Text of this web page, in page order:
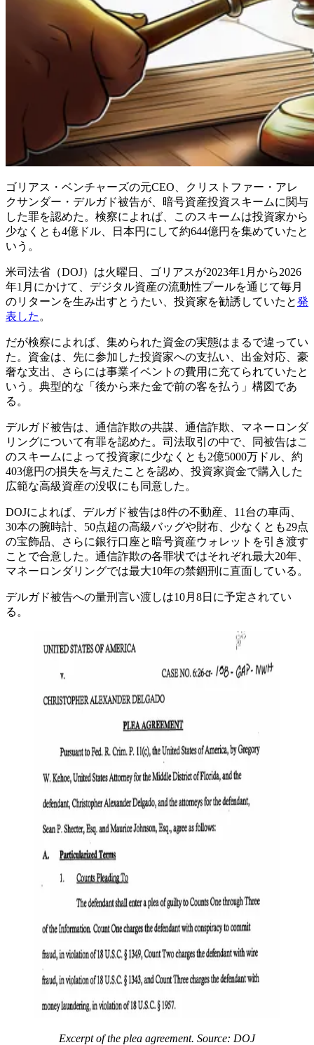
ゴリアス・ベンチャーズの元CEO、クリストファー・アレ
クサンダー・デルガド被告が、暗号資産投資スキームに関与
した罪を認めた。検察によれば、このスキームは投資家から
少なくとも4億ドル、日本円にして約644億円を集めていたと
いう。
米司法省（DOJ）は火曜日、ゴリアスが2023年1月から2026
年1月にかけて、デジタル資産の流動性プールを通じて毎月
のリターンを生み出すとうたい、投資家を勧誘していたと発
表した 。
だが検察によれば、集められた資金の実態はまるで違ってい
た。資金は、先に参加した投資家への支払い、出金対応、豪
奢な支出、さらには事業イベントの費用に充てられていたと
いう。典型的な「後から来た金で前の客を払う」構図であ
る。
デルガド被告は、通信詐欺の共謀、通信詐欺、マネーロンダ
リングについて有罪を認めた。司法取引の中で、同被告はこ
のスキームによって投資家に少なくとも2億5000万ドル、約
403億円の損失を与えたことを認め、投資家資金で購入した
広範な高級資産の没収にも同意した。
DOJによれば、デルガド被告は8件の不動産、11台の車両、
30本の腕時計、50点超の高級バッグや財布、少なくとも29点
の宝飾品、さらに銀行口座と暗号資産ウォレットを引き渡す
ことで合意した。通信詐欺の各罪状ではそれぞれ最大20年、
マネーロンダリングでは最大10年の禁錮刑に直面している。
デルガド被告への量刑言い渡しは10月8日に予定されてい
る。
Excerpt of the plea agreement. Source: DOJ